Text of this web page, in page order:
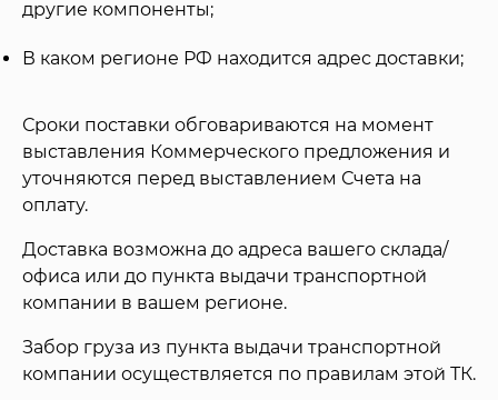
другие компоненты;
В каком регионе РФ находится адрес доставки;
Сроки поставки обговариваются на момент
выставления Коммерческого предложения и
уточняются перед выставлением Счета на
оплату.
Доставка возможна до адреса вашего склада/
офиса или до пункта выдачи транспортной
компании в вашем регионе.
Забор груза из пункта выдачи транспортной
компании осуществляется по правилам этой ТК.